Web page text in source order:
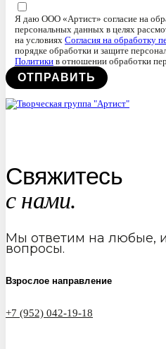
Я даю ООО «Артист» согласие на
персональных данных в целях
на условиях Согласия на обработку
порядке обработки и защите
Политики в отношении обработки
Свяжитесь
с нами.
Мы ответим на любые,
вопросы.
Взрослое направление
+7 (952) 042-19-18